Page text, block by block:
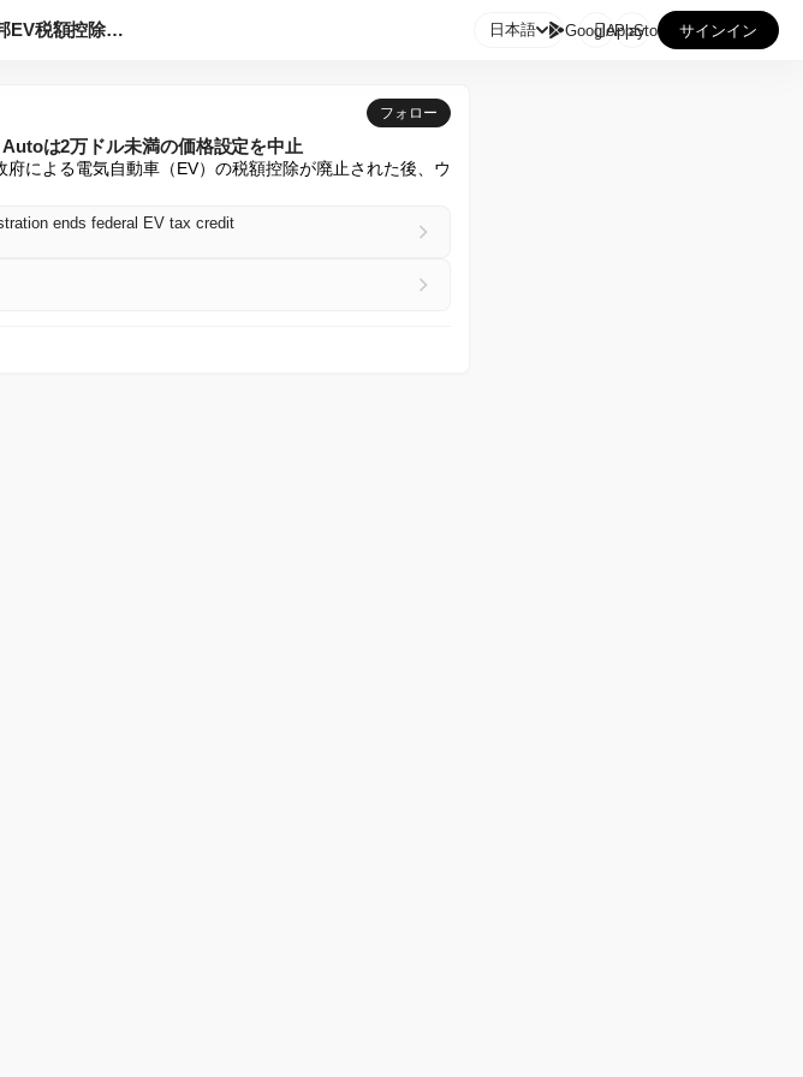
トランプ政権が連邦EV税額控除を終了させたため、Slate ... 日本語 GooglePlay
AppStore サインイン
フォロー
は2万ドル未満の価格設定を中止
による電気自動車（EV）の税額控除が廃止された後、ウ
ends federal EV tax credit